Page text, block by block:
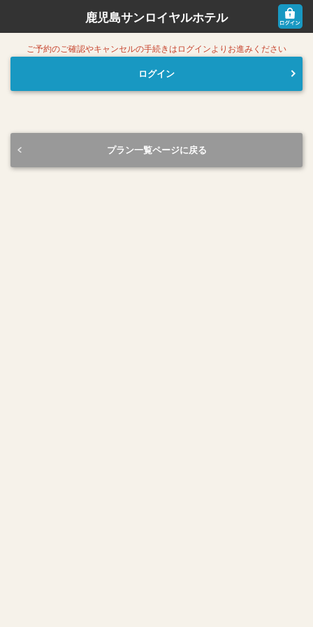
鹿児島サンロイヤルホテル
ご予約のご確認やキャンセルの手続きはログインよりお進みください
ログイン
プラン一覧ページに戻る